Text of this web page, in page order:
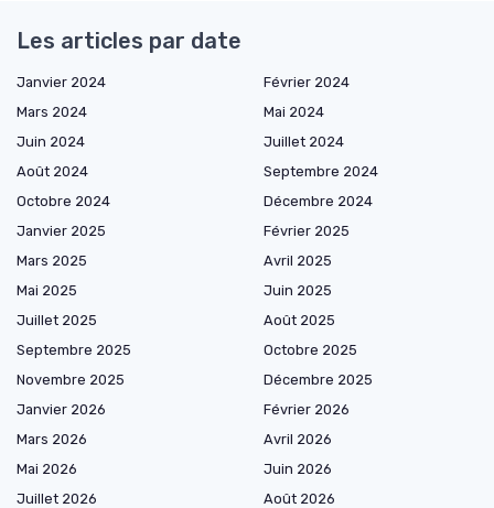
Les articles par date
Janvier 2024
Février 2024
Mars 2024
Mai 2024
Juin 2024
Juillet 2024
Août 2024
Septembre 2024
Octobre 2024
Décembre 2024
Janvier 2025
Février 2025
Mars 2025
Avril 2025
Mai 2025
Juin 2025
Juillet 2025
Août 2025
Septembre 2025
Octobre 2025
Novembre 2025
Décembre 2025
Janvier 2026
Février 2026
Mars 2026
Avril 2026
Mai 2026
Juin 2026
Juillet 2026
Août 2026